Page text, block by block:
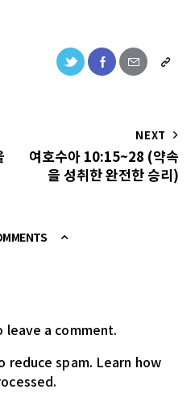
NEXT
여호수아 10:15~28 (약속
을 성취한 완전한 승리)
leave a comment.
reduce spam. Learn how